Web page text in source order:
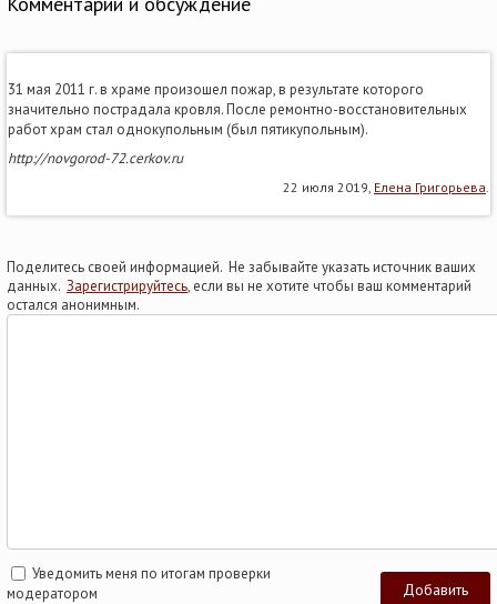
31 мая 2011 г. в храме произошел пожар, в результате которого
значительно пострадала кровля. После ремонтно-восстановительных
работ храм стал однокупольным (был пятикупольным).
http://novgorod-72.cerkov.ru
22 июля 2019, Елена Григорьева.
Поделитесь своей информацией. Не забывайте указать источник ваших
данных. Зарегистрируйтесь, если вы не хотите чтобы ваш комментарий
остался анонимным.
Уведомить меня по итогам проверки
модератором